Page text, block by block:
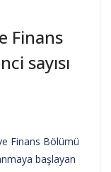
Finans
sayısı
Finans Bölümü
başlayan